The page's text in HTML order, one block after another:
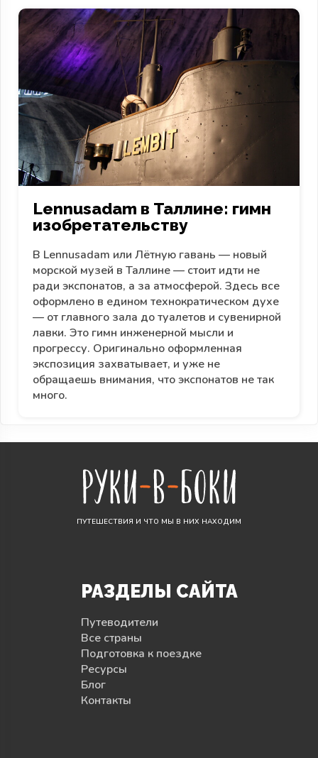
Lennusadam в Таллине: гимн
изобретательству
В Lennusadam или Лётную гавань — новый
морской музей в Таллине — стоит идти не
ради экспонатов, а за атмосферой. Здесь все
оформлено в едином технократическом духе
— от главного зала до туалетов и сувенирной
лавки. Это гимн инженерной мысли и
прогрессу. Оригинально оформленная
экспозиция захватывает, и уже не
обращаешь внимания, что экспонатов не так
много.
ПУТЕШЕСТВИЯ И ЧТО МЫ В НИХ НАХОДИМ
РАЗДЕЛЫ САЙТА
Путеводители
Все страны
Подготовка к поездке
Ресурсы
Блог
Контакты